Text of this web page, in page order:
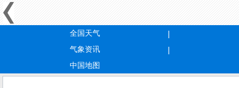
全国天气
气象资讯
中国地图